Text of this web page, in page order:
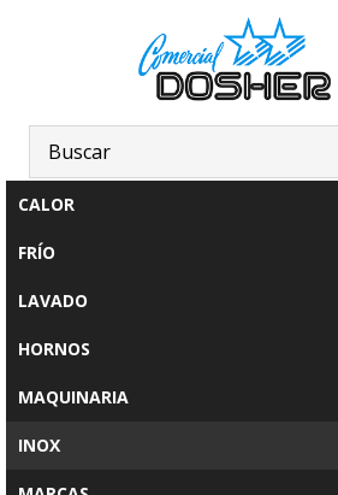
lateral
principal
página
CALOR
FRÍO
LAVADO
HORNOS
MAQUINARIA
INOX